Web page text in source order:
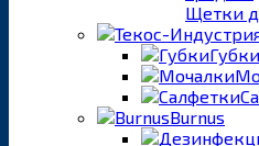
Щетки
Губки
Burnus